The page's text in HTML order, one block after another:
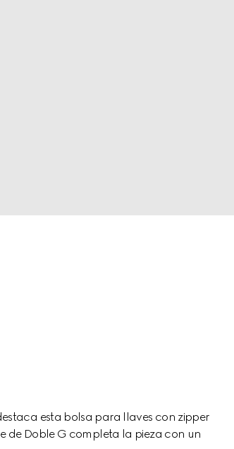
esta bolsa para llaves con zipper
de Doble G completa la pieza con un